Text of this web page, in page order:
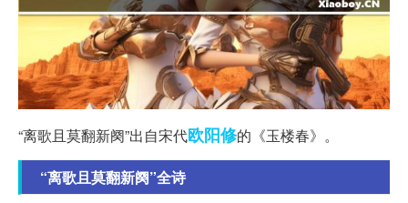
“离歌且莫翻新阕”出自宋代欧阳修的《玉楼春》。
“离歌且莫翻新阕”全诗